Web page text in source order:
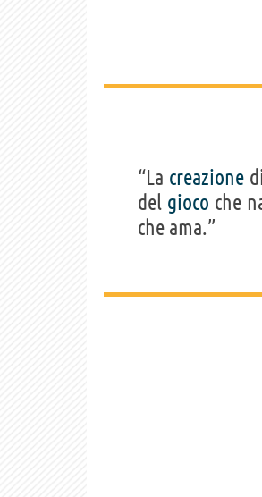
“La creazione
del gioco che
che ama.”